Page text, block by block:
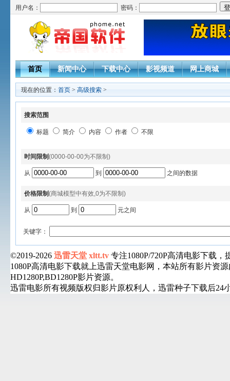
用户名： 密码：
首页 新闻中心 下载中心 影视频道 网上商城
现在的位置： 首页 > 高级搜索 >
搜索范围
标题 简介 内容 作者 不限
时间限制(0000-00-00为不限制)
从 到 之间的数据
价格限制(商城模型中有效,0为不限制)
从 到 元之间
关键字：
©2019-2026 迅雷天堂 xltt.tv 专注1080P/720P高清电影下载
1080P高清电影下载就上迅雷天堂电影网，本站所有影片资
HD1280P,BD1280P影片资源。
迅雷电影所有视频版权归影片原权利人，迅雷种子下载后